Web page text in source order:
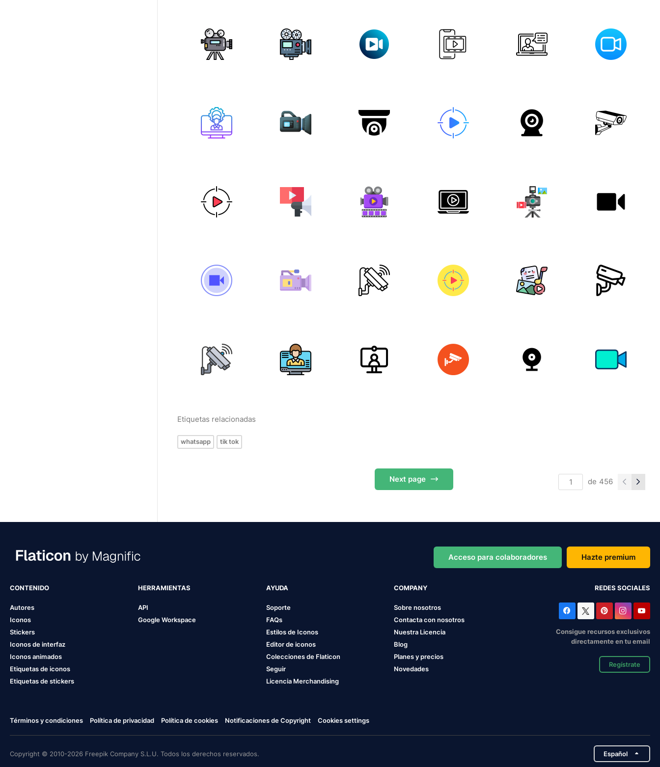
Etiquetas relacionadas
whatsapp tik tok
Next page de 456
Acceso para colaboradores Hazte premium
CONTENIDO
Autores
Iconos
Stickers
Iconos de interfaz
Iconos animados
Etiquetas de iconos
Etiquetas de stickers
HERRAMIENTAS
API
Google Workspace
AYUDA
Soporte
FAQs
Estilos de Iconos
Editor de iconos
Colecciones de Flaticon
Seguir
Licencia Merchandising
COMPANY
Sobre nosotros
Contacta con nosotros
Nuestra Licencia
Blog
Planes y precios
Novedades
REDES SOCIALES
Consigue recursos exclusivos
directamente en tu email
Regístrate
Términos y condiciones Política de privacidad Política de cookies Notificaciones de Copyright Cookies settings
Copyright © 2010-2026 Freepik Company S.L.U. Todos los derechos reservados. Español